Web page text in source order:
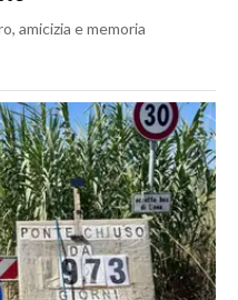
amicizia e memoria